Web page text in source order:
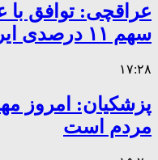
عراقچی: توافق
سهم ۱۱ درصدی ایران از خزر
۱۷:۲۸
پزشکیان: امروز
مردم است